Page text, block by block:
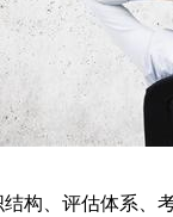
构、评估体系、